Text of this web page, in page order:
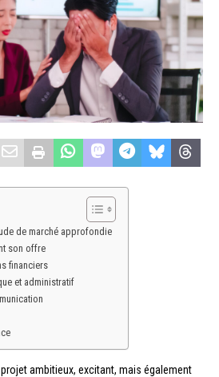
de marché approfondie
son offre
financiers
et administratif
ambitieux, excitant, mais également